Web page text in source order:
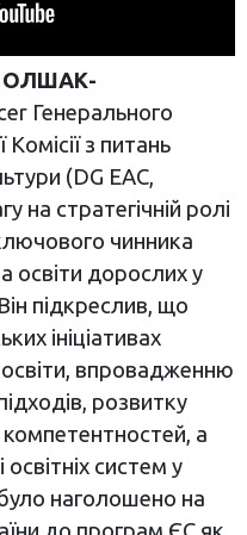
ОЛШАК-
Генерального
з питань
(DG EAC,
на стратегічній ролі
чинника
освіти дорослих у
підкреслив, що
ініціативах
впровадженню
розвитку
а
систем у
наголошено на